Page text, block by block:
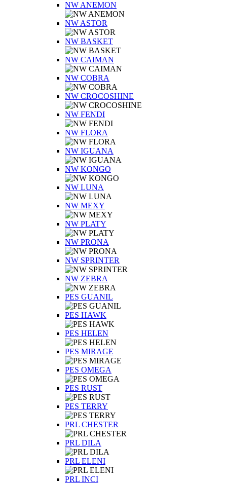
NW ANEMON
NW ASTOR
NW BASKET
NW CAIMAN
NW COBRA
NW CROCOSHINE
NW FENDI
NW FLORA
NW IGUANA
NW KONGO
NW LUNA
NW MEXY
NW PLATY
NW PRONA
NW SPRINTER
NW ZEBRA
PES GUANIL
PES HAWK
PES HELEN
PES MIRAGE
PES OMEGA
PES RUST
PES TERRY
PRL CHESTER
PRL DILA
PRL ELENI
PRL INCI